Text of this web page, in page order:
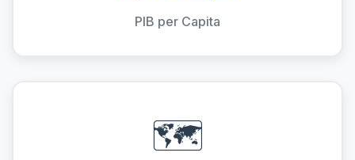
PIB per Capita
🗺️